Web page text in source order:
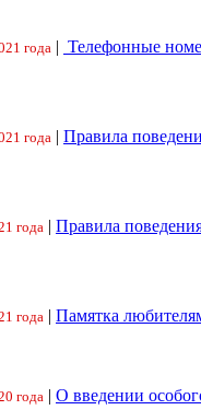
года | Телефонные
года | Правила
года | Правила
года | Памятка
года | О введении